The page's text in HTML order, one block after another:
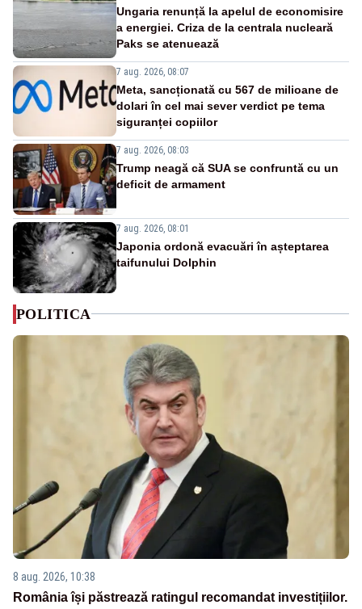
Ungaria renunță la apelul de economisire
a energiei. Criza de la centrala nucleară
Paks se atenuează
7 aug. 2026, 08:07
Meta, sancționată cu 567 de milioane de
dolari în cel mai sever verdict pe tema
siguranței copiilor
7 aug. 2026, 08:03
Trump neagă că SUA se confruntă cu un
deficit de armament
7 aug. 2026, 08:01
Japonia ordonă evacuări în așteptarea
taifunului Dolphin
POLITICA
8 aug. 2026, 10:38
România își păstrează ratingul recomandat investițiilor.